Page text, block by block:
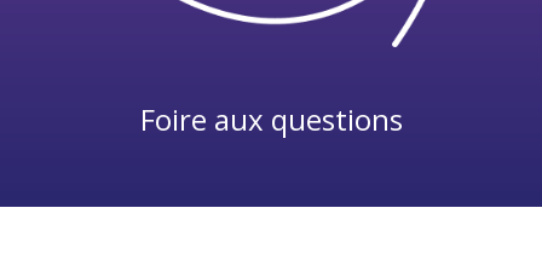
Foire aux questions